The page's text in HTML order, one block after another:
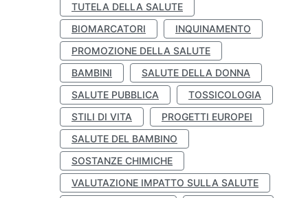
TUTELA DELLA SALUTE
BIOMARCATORI
INQUINAMENTO
PROMOZIONE DELLA SALUTE
BAMBINI
SALUTE DELLA DONNA
SALUTE PUBBLICA
TOSSICOLOGIA
STILI DI VITA
PROGETTI EUROPEI
SALUTE DEL BAMBINO
SOSTANZE CHIMICHE
VALUTAZIONE IMPATTO SULLA SALUTE